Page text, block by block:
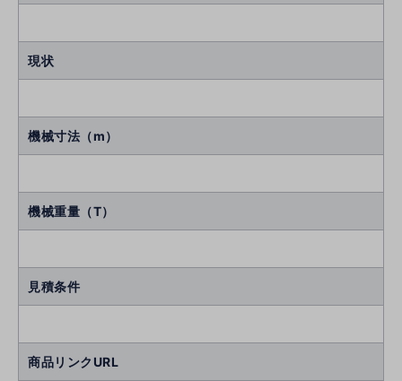
現状
機械寸法（m）
機械重量（T）
見積条件
商品リンクURL